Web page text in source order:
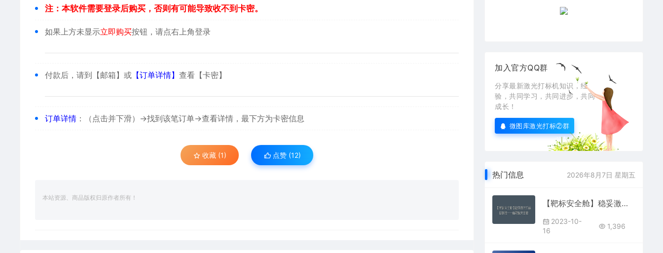
注：本软件需要登录后购买，否则有可能导致收不到卡密。
如果上方未显示立即购买按钮，请点右上角登录
付款后，请到【邮箱】或 【订单详情】 查看【卡密】
订单详情 ：（点击并下滑）→找到该笔订单→查看详情，最下方为卡密信息
收藏 (1) 点赞 (12)
本站资源、商品版权归原作者所有！
加入官方QQ群
分享最新激光打标机知识，经
验，共同学习，共同进步，共同
成长！
微图库激光打标②群
热门信息 2026年8月7日 星期五
【靶标安全舱】稳妥激光打标机校准——标靶标安全舱
2023-10-
16
1,396